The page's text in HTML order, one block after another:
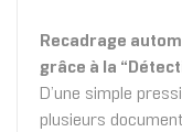
Recadrage
grâce à la
D’une simple
plusieurs